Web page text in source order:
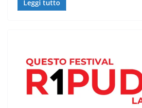
Leggi tutto